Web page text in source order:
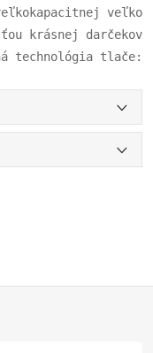
krásnej
technológia tlače: